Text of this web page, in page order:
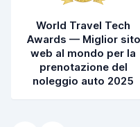
World Travel Tech
Awards — Miglior sito
web al mondo per la
prenotazione del
noleggio auto 2025